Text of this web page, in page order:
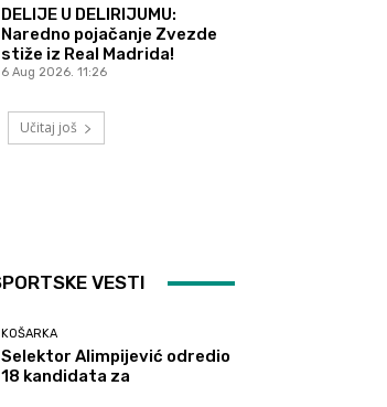
DELIJE U DELIRIJUMU:
Naredno pojačanje Zvezde
stiže iz Real Madrida!
6 Aug 2026. 11:26
Učitaj još